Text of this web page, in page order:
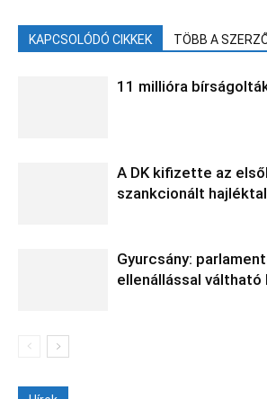
KAPCSOLÓDÓ CIKKEK TÖBB A
11 millióra
A DK kifizette az
szankcionált
Gyurcsány:
ellenállással váltható